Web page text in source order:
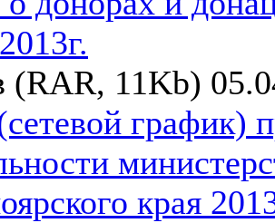
(RAR, 11Kb)
график)
края